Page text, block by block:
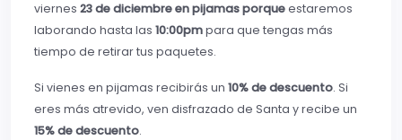
viernes 23 de diciembre en pijamas porqueestaremos
laborando hasta las 10:00pmpara que tengas más
tiempo de retirar tus paquetes.
Si vienes en pijamas recibirás un 10% de descuento. Si
eres más atrevido, ven disfrazado de Santa y recibe un
15% de descuento.